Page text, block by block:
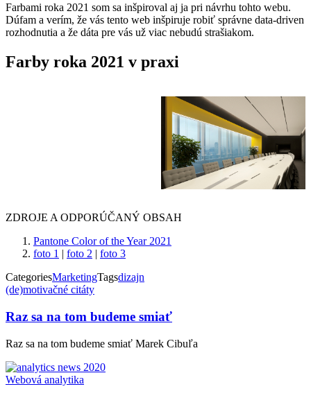
Farbami roka 2021 som sa inšpiroval aj ja pri návrhu tohto webu.
Dúfam a verím, že vás tento web inšpiruje robiť správne data-driven
rozhodnutia a že dáta pre vás už viac nebudú strašiakom.
Farby roka 2021 v praxi
ZDROJE A ODPORÚČANÝ OBSAH
Pantone Color of the Year 2021
foto 1 | foto 2 | foto 3
CategoriesMarketingTagsdizajn
Navigácia
v
(de)motivačné citáty
Raz sa na tom budeme smiať
Raz sa na tom budeme smiať Marek Cibuľa
Webová analytika